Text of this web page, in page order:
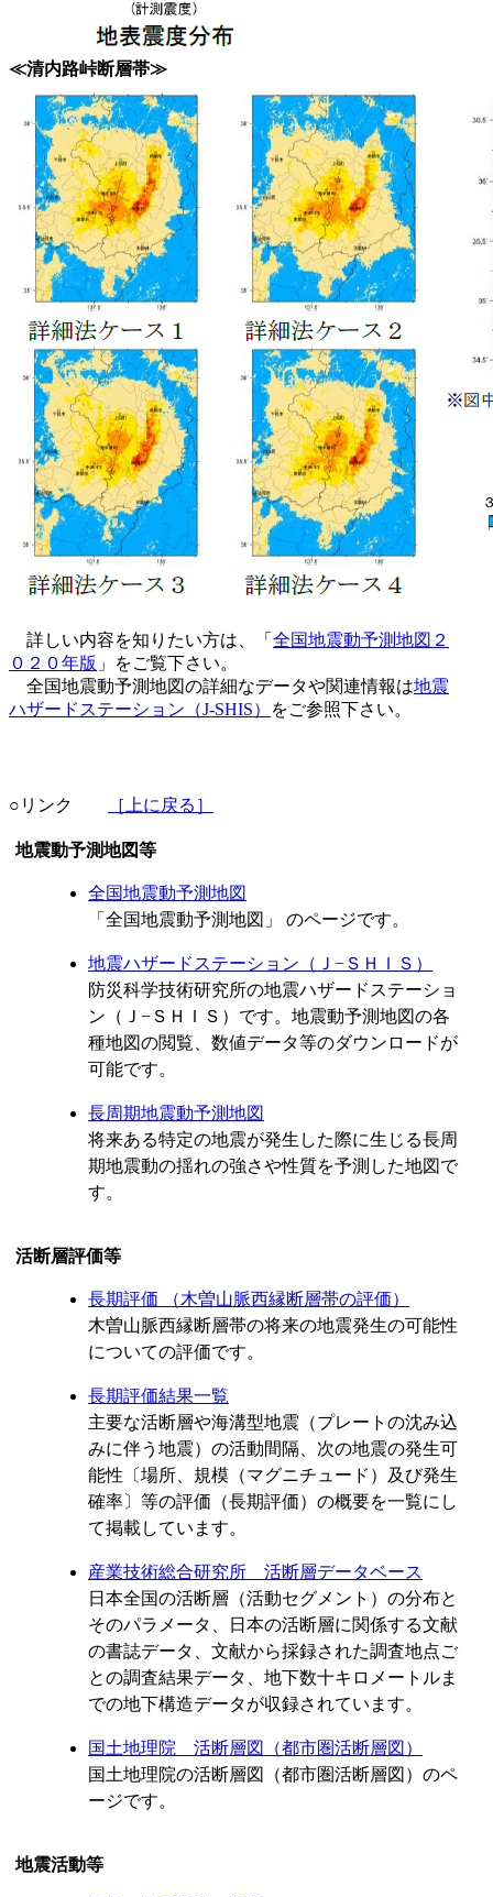
≪清内路峠断層帯≫
詳しい内容を知りたい方は、「 全国地震動予測地図２
０２０年版 」をご覧下さい。
全国地震動予測地図の詳細なデータや関連情報は地震
ハザードステーション（J-SHIS）
をご参照下さい。
○リンク ［上に戻る］
震動予測地図等
全国地震動予測地図
「全国地震動予測地図」 のページです。
地震ハザードステーション（Ｊ−ＳＨＩＳ）
防災科学技術研究所の地震ハザードステーショ
ン（Ｊ−ＳＨＩＳ）です。地震動予測地図の各
種地図の閲覧、数値データ等のダウンロードが
可能です。
長周期地震動予測地図
将来ある特定の地震が発生した際に生じる長周
期地震動の揺れの強さや性質を予測した地図で
す。
断層評価等
長期評価 （木曽山脈西縁断層帯の評価）
木曽山脈西縁断層帯の将来の地震発生の可能性
についての評価です。
長期評価結果一覧
主要な活断層や海溝型地震（プレートの沈み込
みに伴う地震）の活動間隔、次の地震の発生可
能性〔場所、規模（マグニチュード）及び発生
確率〕等の評価（長期評価）の概要を一覧にし
て掲載しています。
産業技術総合研究所 活断層データベース
日本全国の活断層（活動セグメント）の分布と
そのパラメータ、日本の活断層に関係する文献
の書誌データ、文献から採録された調査地点ご
との調査結果データ、地下数十キロメートルま
での地下構造データが収録されています。
国土地理院 活断層図（都市圏活断層図）
国土地理院の活断層図（都市圏活断層図）のペ
ージです。
震活動等